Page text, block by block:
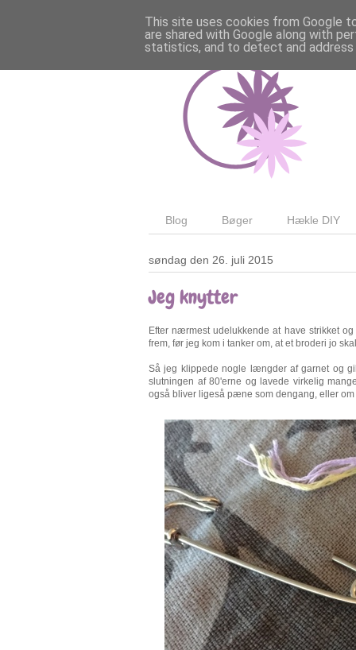
Blog Bøger Hækle DIY
søndag den 26. juli 2015
Jeg knytter
Efter nærmest udelukkende at have strikket
frem, før jeg kom i tanker om, at et broderi jo
Så jeg klippede nogle længder af garnet og
slutningen af 80'erne og lavede virkelig
også bliver ligeså pæne som dengang, eller
This site uses cookies from Google
are shared with Google along with
statistics, and to detect and address